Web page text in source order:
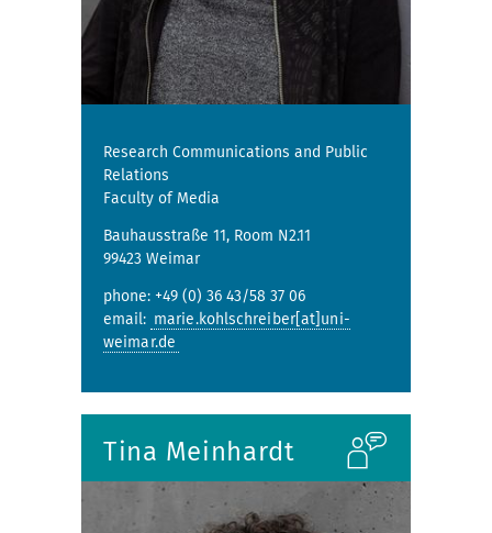
Research Communications and Public
Relations
Faculty of Media
Bauhausstraße 11, Room N2.11
99423 Weimar
phone: +49 (0) 36 43/58 37 06
email: marie.kohlschreiber[at]uni-
weimar.de
Tina Meinhardt